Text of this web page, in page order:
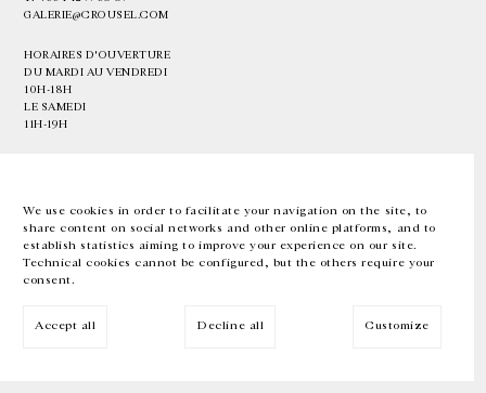
We use cookies in order to facilitate your navigation on the site, to
share content on social networks and other online platforms, and to
establish statistics aiming to improve your experience on our site.
Technical cookies cannot be configured, but the others require your
consent.
Accept all Decline all Customize
GALERIE@CROUSEL.COM
HORAIRES D'OUVERTURE
DU MARDI AU VENDREDI
10H-18H
LE SAMEDI
11H-19H
EN FR 中文 Facebook Instagram
Inscrivez-vous à notre newsletter